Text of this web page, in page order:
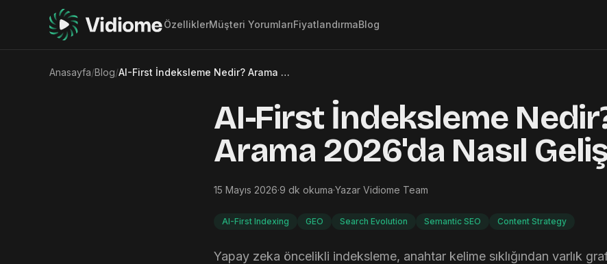
ÖzelliklerMüşteri YorumlarıFiyatlandırmaBlog
Anasayfa/Blog/ AI-First İndeksleme Nedir? Arama 2026'da Nasıl Gelişiyor?
AI-First İndeksleme
Arama 2026'da Nasıl
15 Mayıs 2026·9 dk okuma·Yazar Vidiome Team
AI-First Indexing GEO Search Evolution Semantic SEO Content Strategy
Yapay zeka öncelikli indeksleme, anahtar kelime sıklığından varlık